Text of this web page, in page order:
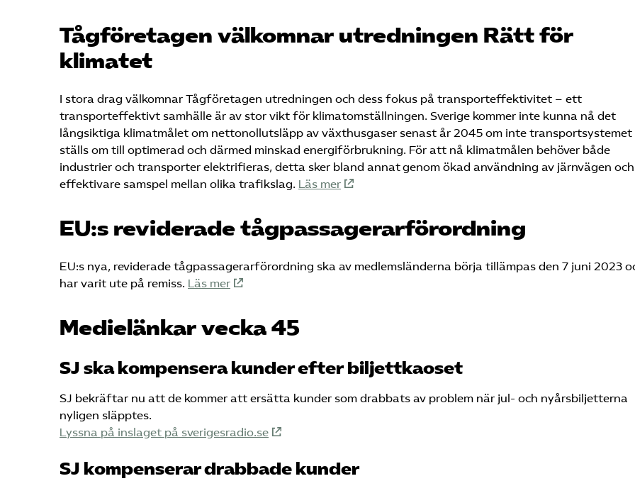
Tågföretagen välkomnar utredningen Rätt för
klimatet
I stora drag välkomnar Tågföretagen utredningen och dess fokus på transporteffektivitet – ett
transporteffektivt samhälle är av stor vikt för klimatomställningen. Sverige kommer inte kunna nå det
långsiktiga klimatmålet om nettonollutsläpp av växthusgaser senast år 2045 om inte transportsystemet
ställs om till optimerad och därmed minskad energiförbrukning. För att nå klimatmålen behöver både
industrier och transporter elektrifieras, detta sker bland annat genom ökad användning av järnvägen
effektivare samspel mellan olika trafikslag. Läs mer
EU:s reviderade tågpassagerarförordning
EU:s nya, reviderade tågpassagerarförordning ska av medlemsländerna börja tillämpas den 7 juni 2023
har varit ute på remiss. Läs mer
Medielänkar vecka 45
SJ ska kompensera kunder efter biljettkaoset
SJ bekräftar nu att de kommer att ersätta kunder som drabbats av problem när jul- och nyårsbiljetterna
nyligen släpptes.
Lyssna på inslaget på sverigesradio.se
SJ kompenserar drabbade kunder